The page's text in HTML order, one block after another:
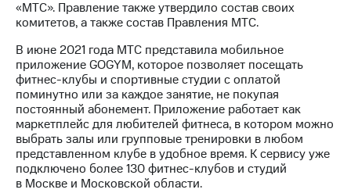
«МТС». Правление также утвердило состав своих
комитетов, а также состав Правления МТС.
В июне 2021 года МТС представила мобильное
приложение GOGYM, которое позволяет посещать
фитнес-клубы и спортивные студии с оплатой
поминутно или за каждое занятие, не покупая
постоянный абонемент. Приложение работает как
маркетплейс для любителей фитнеса, в котором можно
выбрать залы или групповые тренировки в любом
представленном клубе в удобное время. К сервису уже
подключено более 130 фитнес-клубов и студий
в Москве и Московской области.